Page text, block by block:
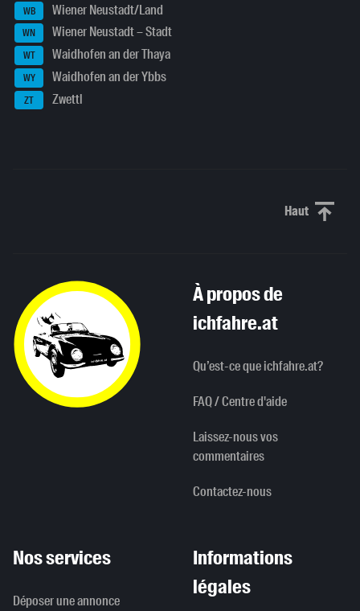
WB Wiener Neustadt/Land
WN Wiener Neustadt – Stadt
WT Waidhofen an der Thaya
WY Waidhofen an der Ybbs
ZT Zwettl
HautHaut de
À propos de
ichfahre.at
Qu’est-ce que ichfahre.at?
FAQ / Centre d'aide
Laissez-nous vos
commentaires
Contactez-nous
Nos services
Déposer une annonce
Informations
légales